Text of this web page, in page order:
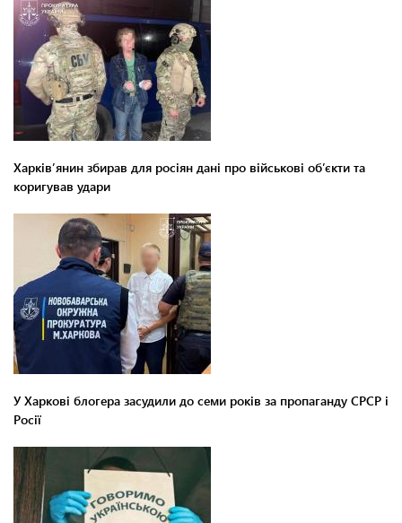
Харків’янин збирав для росіян дані про військові об’єкти та
коригував удари
У Харкові блогера засудили до семи років за пропаганду СРСР і
Росії